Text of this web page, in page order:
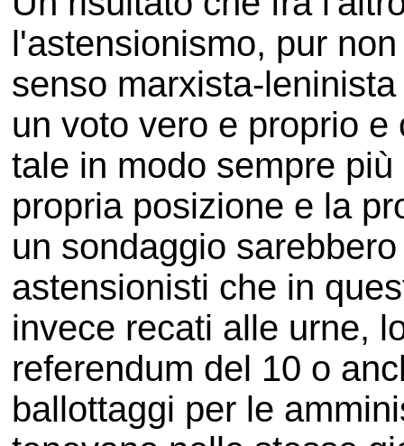
l'astensionismo, pur
senso marxista-
un voto vero e proprio
tale in modo sempre
propria posizione e la
un sondaggio
astensionisti che in
invece recati alle urne,
referendum del 10 o
ballottaggi per le